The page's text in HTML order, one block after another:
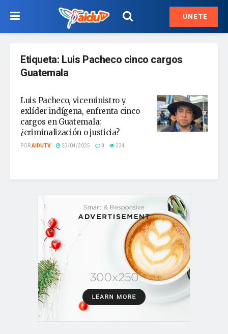
ÚNETE
Etiqueta: Luis Pacheco cinco cargos
Guatemala
Luis Pacheco, viceministro y
exlíder indígena, enfrenta cinco
cargos en Guatemala:
¿criminalización o justicia?
PORAIDUTV 23/04/2025 0 234